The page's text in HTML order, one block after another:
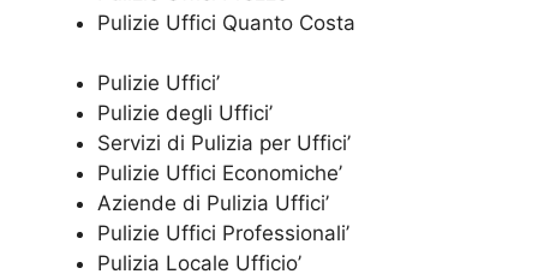
Pulizie Uffici Quanto Costa
Pulizie Uffici’
Pulizie degli Uffici’
Servizi di Pulizia per Uffici’
Pulizie Uffici Economiche’
Aziende di Pulizia Uffici’
Pulizie Uffici Professionali’
Pulizia Locale Ufficio’